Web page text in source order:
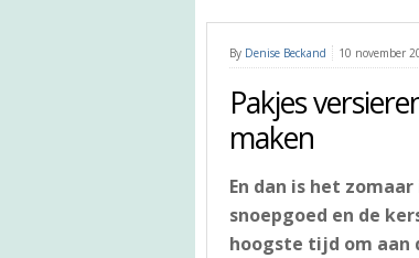
By Denise Beckand 10 november
Pakjes
maken
En dan is het
snoepgoed en de
hoogste tijd om aan